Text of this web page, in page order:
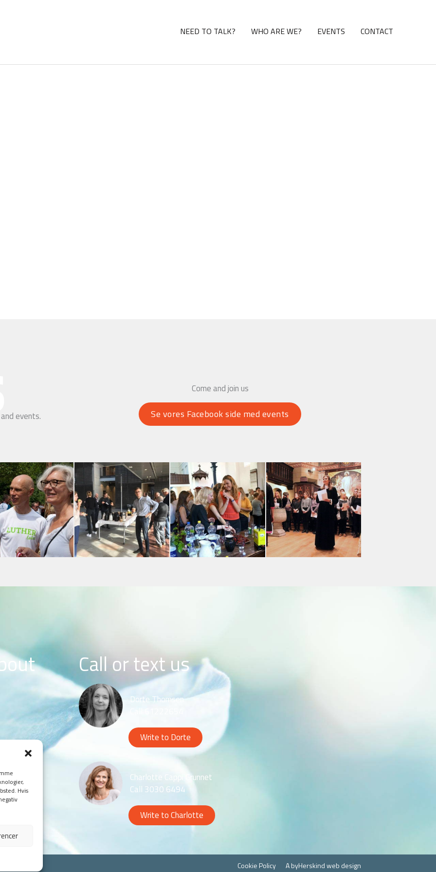
Hvis
NEED TO TALK? WHO ARE WE? EVENTS CONTACT
events.
Come and join us
Se vores Facebook side med events
Call or text us
Dorte Thomsen
Write to Dorte
Charlotte Cappi Grunnet
Call 3030 6494
Write to Charlotte
Cookie Policy A byHerskind web design